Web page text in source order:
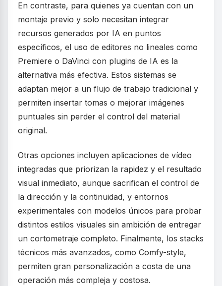
En contraste, para quienes ya cuentan con un
montaje previo y solo necesitan integrar
recursos generados por IA en puntos
específicos, el uso de editores no lineales como
Premiere o DaVinci con plugins de IA es la
alternativa más efectiva. Estos sistemas se
adaptan mejor a un flujo de trabajo tradicional y
permiten insertar tomas o mejorar imágenes
puntuales sin perder el control del material
original.
Otras opciones incluyen aplicaciones de vídeo
integradas que priorizan la rapidez y el resultado
visual inmediato, aunque sacrifican el control de
la dirección y la continuidad, y entornos
experimentales con modelos únicos para probar
distintos estilos visuales sin ambición de entregar
un cortometraje completo. Finalmente, los stacks
técnicos más avanzados, como Comfy-style,
permiten gran personalización a costa de una
operación más compleja y costosa.